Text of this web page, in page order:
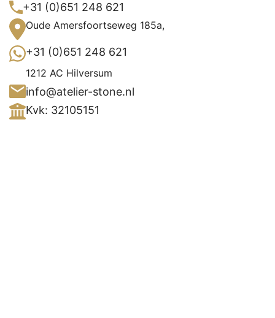
+31 (0)651 248 621
Oude Amersfoortseweg 185a,
+31 (0)651 248 621
1212 AC Hilversum
info@atelier-stone.nl
Kvk: 32105151